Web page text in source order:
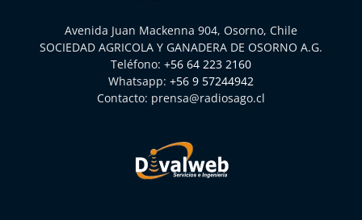
Avenida Juan Mackenna 904, Osorno, Chile
SOCIEDAD AGRICOLA Y GANADERA DE OSORNO A.G.
Teléfono: +56 64 223 2160
Whatsapp: +56 9 57244942
Contacto: prensa@radiosago.cl